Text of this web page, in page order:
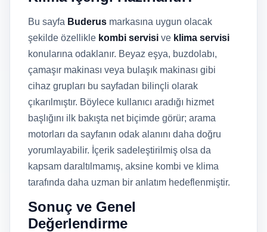
Bu sayfa Buderus markasına uygun olacak
şekilde özellikle kombi servisi ve klima servisi
konularına odaklanır. Beyaz eşya, buzdolabı,
çamaşır makinası veya bulaşık makinası gibi
cihaz grupları bu sayfadan bilinçli olarak
çıkarılmıştır. Böylece kullanıcı aradığı hizmet
başlığını ilk bakışta net biçimde görür; arama
motorları da sayfanın odak alanını daha doğru
yorumlayabilir. İçerik sadeleştirilmiş olsa da
kapsam daraltılmamış, aksine kombi ve klima
tarafında daha uzman bir anlatım hedeflenmiştir.
Sonuç ve Genel
Değerlendirme